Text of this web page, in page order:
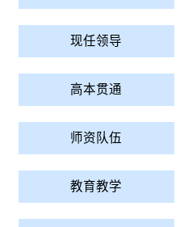
现任领导
高本贯通
师资队伍
教育教学